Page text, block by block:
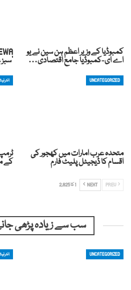
کمبوڈیا کے وزیر اعظم ہن سین نے یو
اے ای-کمبوڈیا جامع اقتصادی…
UNCATEGORIZED
متحدہ عرب امارات میں کھجور کی
اقسام کا ڈیجیٹل پلیٹ فارم کے
NEXT 1 کا 2,825
سب سے زیادہ پڑھی
UNCATEGORIZED